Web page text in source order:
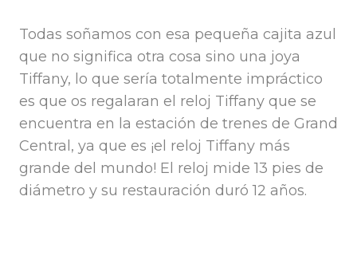
Todas soñamos con esa pequeña cajita azul
que no significa otra cosa sino una joya
Tiffany, lo que sería totalmente impráctico
es que os regalaran el reloj Tiffany que se
encuentra en la estación de trenes de Grand
Central, ya que es ¡el reloj Tiffany más
grande del mundo! El reloj mide 13 pies de
diámetro y su restauración duró 12 años.